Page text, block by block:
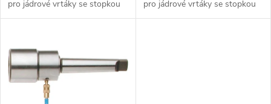
k
t
ů
k
t
ů
pro jádrové vrtáky se stopkou
Weldon
pro jádrové vrtáky se stopkou
Weldon